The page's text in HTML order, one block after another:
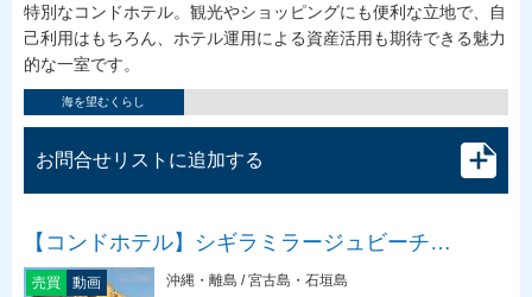
特別なコンドホテル。観光やショッピングにも便利な立地で、自
己利用はもちろん、ホテル運用による資産活用も期待できる魅力
的な一室です。
海を望むくらし
お問合せリストに追加する
【コンドホテル】シギラミラージュビーチ…
売買 動画
沖縄・離島 / 宮古島・石垣島